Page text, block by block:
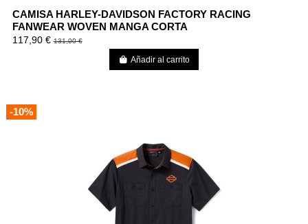
CAMISA HARLEY-DAVIDSON FACTORY RACING
FANWEAR WOVEN MANGA CORTA
117,90 €131,00 €
Añadir al carrito
-10%